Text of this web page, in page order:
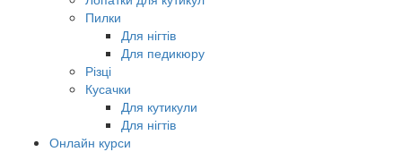
Пилки
Для нігтів
Для педикюру
Різці
Кусачки
Для кутикули
Для нігтів
Онлайн курси